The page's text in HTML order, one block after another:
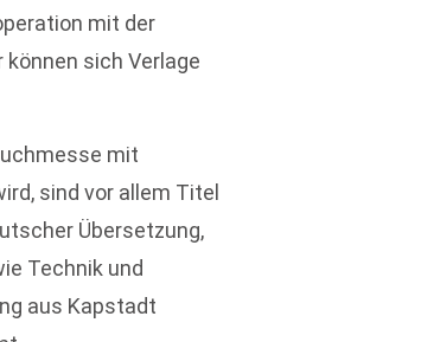
mit der
sich Verlage
mit
sind vor allem Titel
Übersetzung,
Technik und
aus Kapstadt